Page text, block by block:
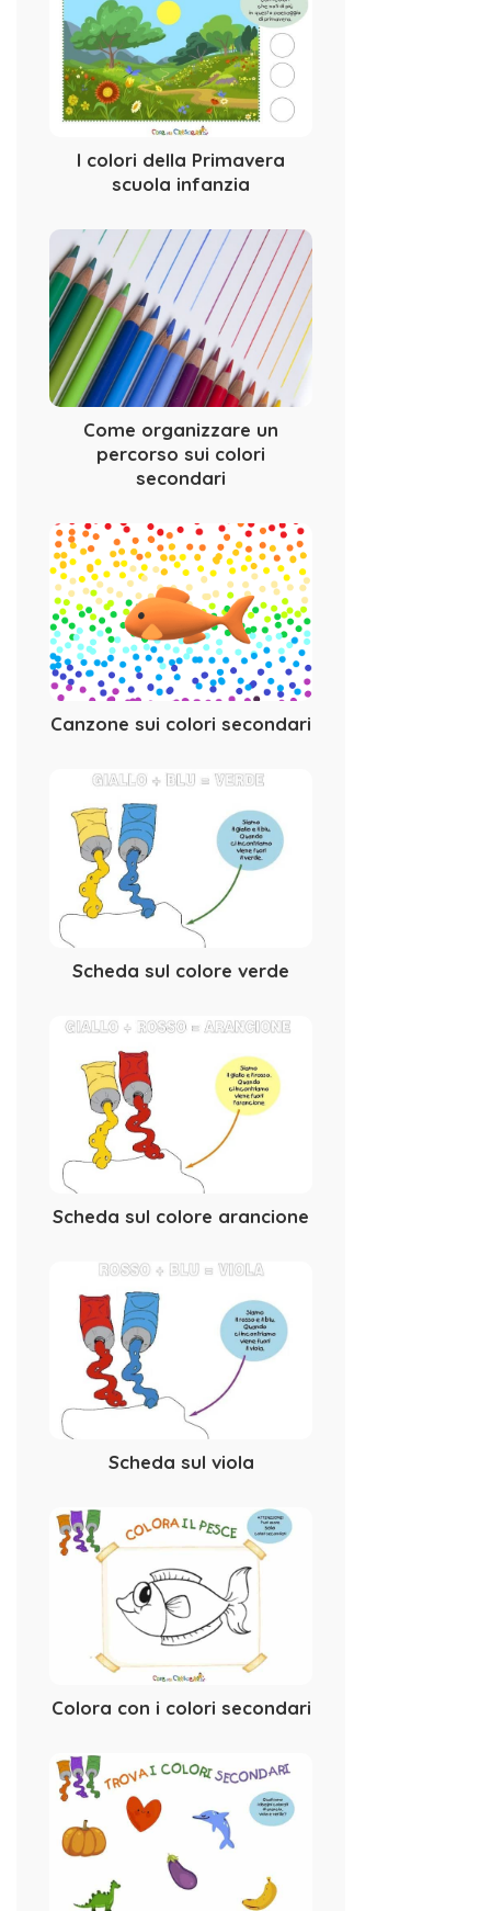
I colori della Primavera
scuola infanzia
Come organizzare un
percorso sui colori
secondari
Canzone sui colori secondari
Scheda sul colore verde
Scheda sul colore arancione
Scheda sul viola
Colora con i colori secondari